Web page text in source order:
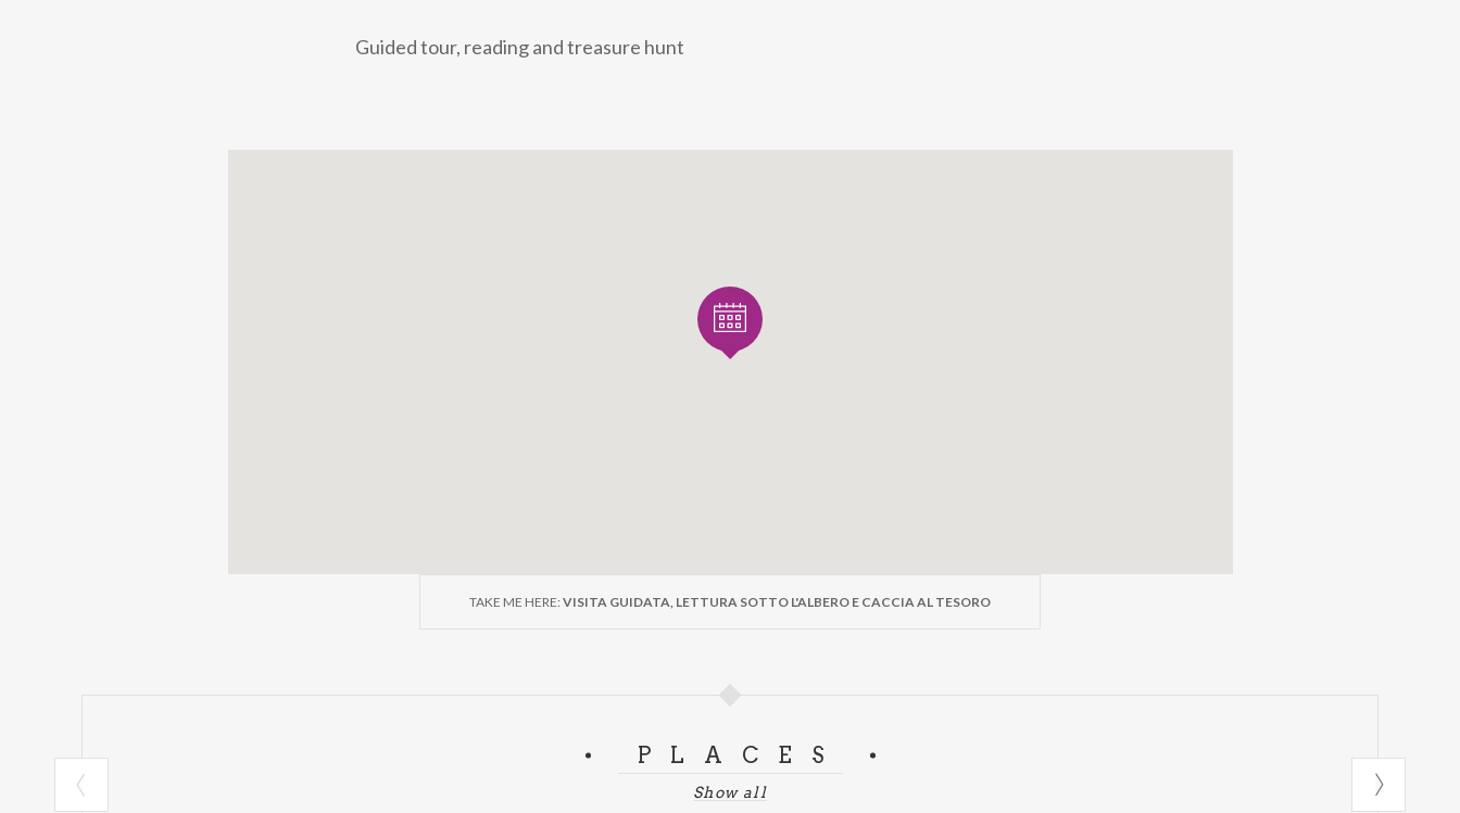
Guided tour, reading and treasure hunt
TAKE ME HERE: VISITA GUIDATA, LETTURA SOTTO L'ALBERO E CACCIA AL TESORO
PLACES
Show all